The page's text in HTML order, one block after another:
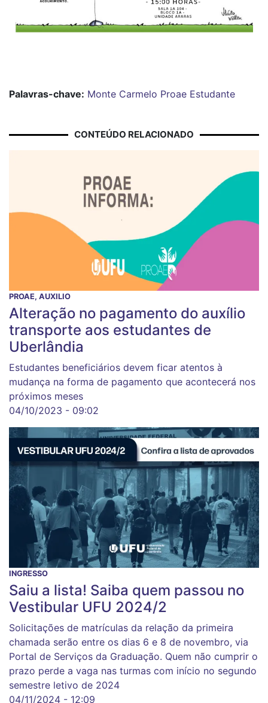
Palavras-chave: Monte Carmelo Proae Estudante
CONTEÚDO RELACIONADO
PROAE, AUXILIO
Alteração no pagamento do auxílio
transporte aos estudantes de
Uberlândia
Estudantes beneficiários devem ficar atentos à
mudança na forma de pagamento que acontecerá nos
próximos meses
04/10/2023 - 09:02
INGRESSO
Saiu a lista! Saiba quem passou no
Vestibular UFU 2024/2
Solicitações de matrículas da relação da primeira
chamada serão entre os dias 6 e 8 de novembro, via
Portal de Serviços da Graduação. Quem não cumprir o
prazo perde a vaga nas turmas com início no segundo
semestre letivo de 2024
04/11/2024 - 12:09